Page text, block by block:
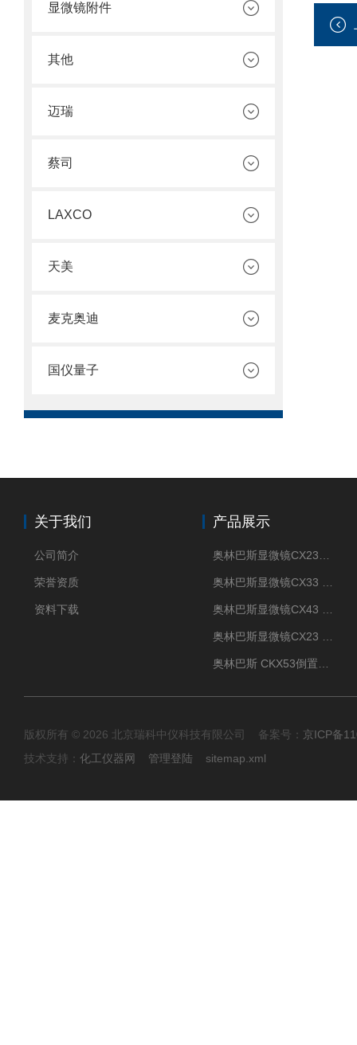
显微镜附件
其他
迈瑞
蔡司
LAXCO
天美
麦克奥迪
国仪量子
关于我们
公司简介
荣誉资质
资料下载
产品展示
版权所有 © 2026 北京瑞科中仪科技有限公司 备案号： 京ICP备
技术支持： 化工仪器网 管理登陆 sitemap.xml